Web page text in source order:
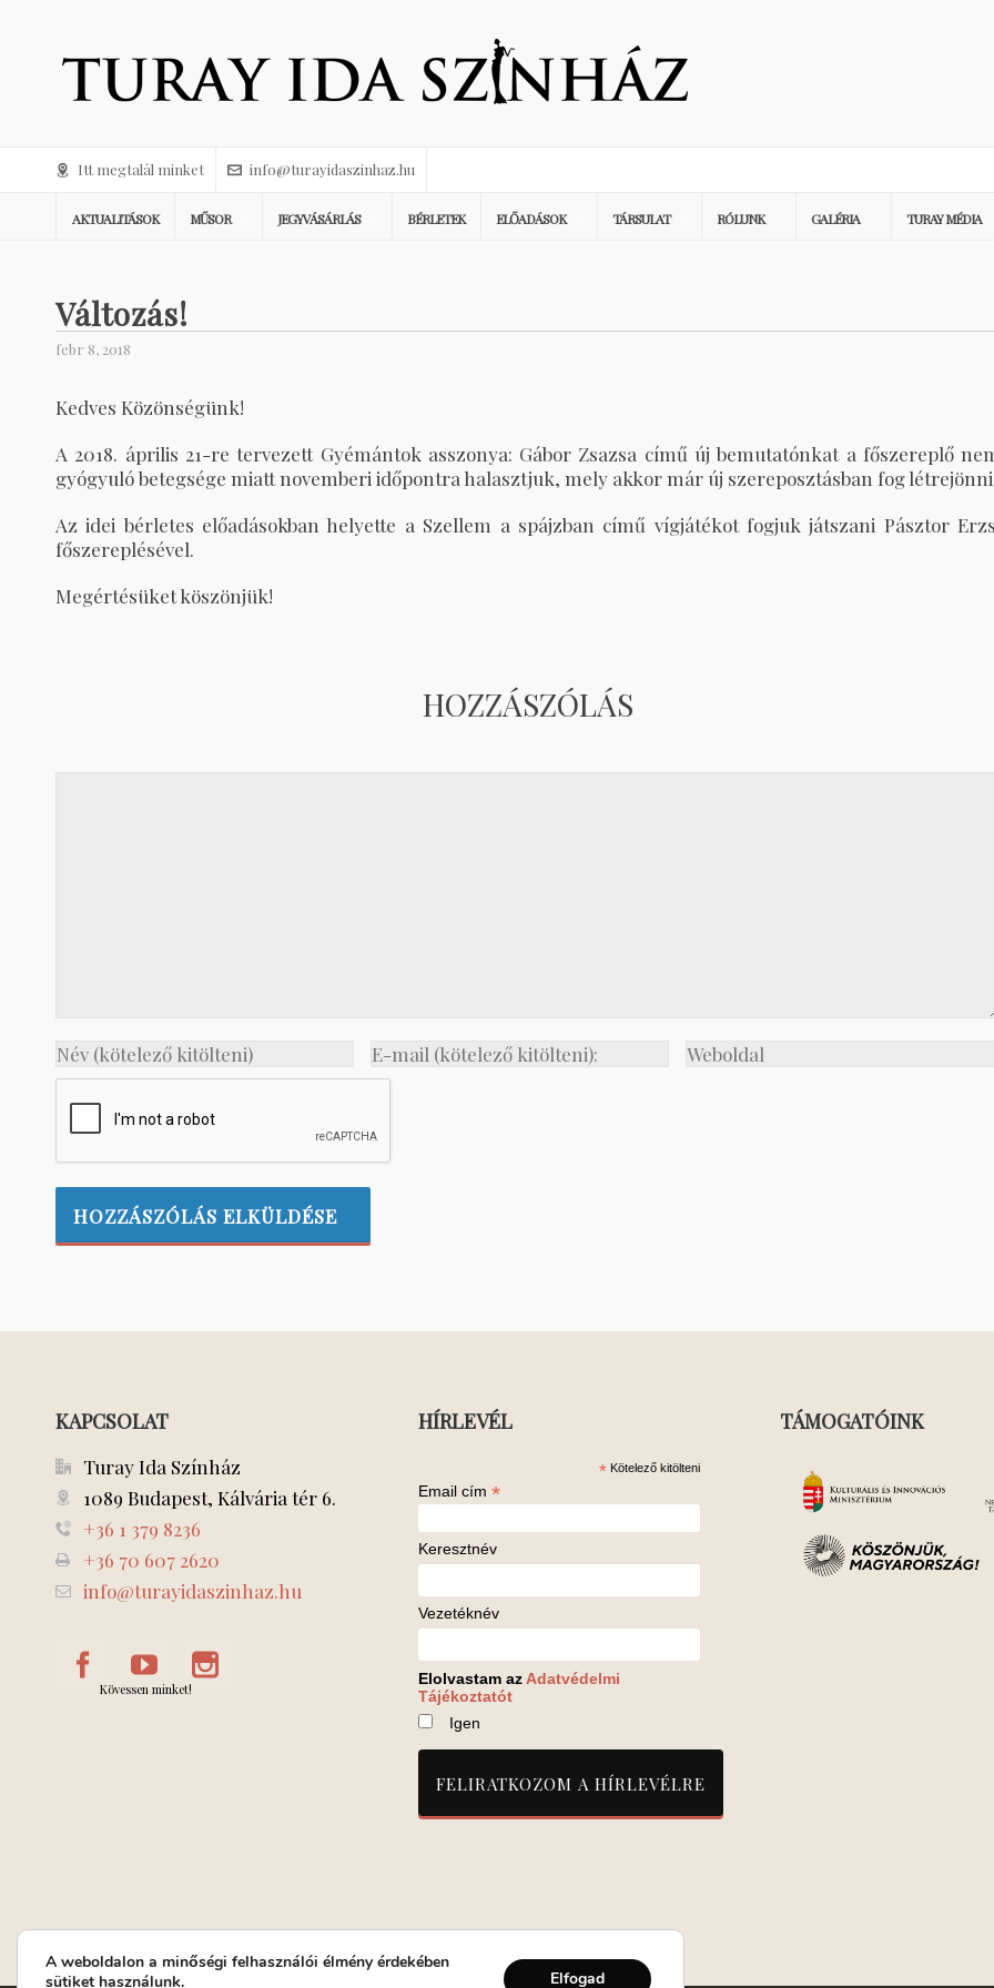
Itt megtalál minket info@turayidaszinhaz.hu
AKTUALITÁSOK MŰSOR JEGYVÁSÁRLÁS BÉRLETEK ELŐADÁSOK TÁRSULAT RÓLUNK GALÉRIA TURAY MÉDIA
Változás!
febr 8, 2018
Kedves Közönségünk!
A 2018. április 21-re tervezett Gyémántok asszonya: Gábor Zsazsa című új bemutatónkat a főszereplő
gyógyuló betegsége miatt novemberi időpontra halasztjuk, mely akkor már új szereposztásban fog
Az idei bérletes előadásokban helyette a Szellem a spájzban című vígjátékot fogjuk játszani Pásztor
főszereplésével.
Megértésüket köszönjük!
HOZZÁSZÓLÁS
KAPCSOLAT
Turay Ida Színház
1089 Budapest, Kálvária tér 6.
+36 1 379 8236
+36 70 607 2620
info@turayidaszinhaz.hu
Kövessen minket!
HÍRLEVÉL
* Kötelező kitölteni
Email cím *
Keresztnév
Vezetéknév
Elolvastam az Adatvédelmi
Tájékoztatót
Igen
TÁMOGATÓINK
A weboldalon a minőségi felhasználói élmény érdekében
sütiket használunk.
Elfogad